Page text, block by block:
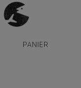
PANIER